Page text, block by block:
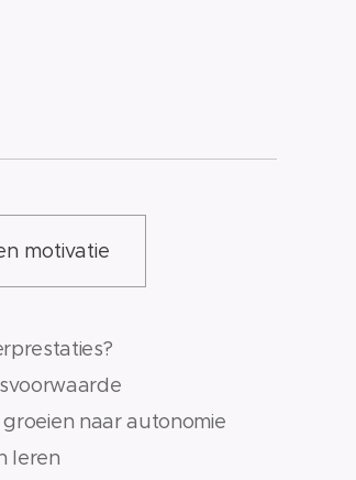
motivatie
naar autonomie
leren